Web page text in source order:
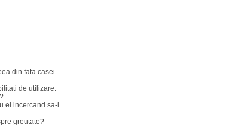
din fata casei
de utilizare.
el incercand sa-l
greutate?